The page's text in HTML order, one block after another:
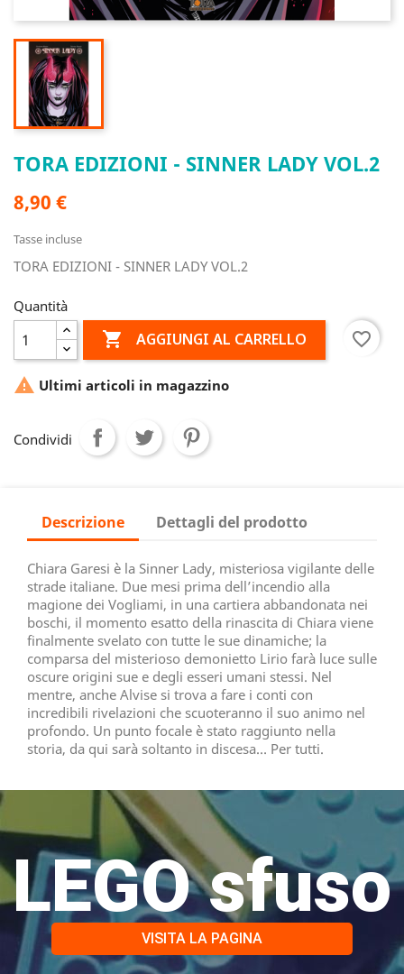
TORA EDIZIONI - SINNER LADY VOL.2
8,90 €
Tasse incluse
TORA EDIZIONI - SINNER LADY VOL.2
Quantità
 AGGIUNGI AL CARRELLO favorite_border
 Ultimi articoli in magazzino
Condividi
Descrizione Dettagli del prodotto
Chiara Garesi è la Sinner Lady, misteriosa vigilante delle
strade italiane. Due mesi prima dell’incendio alla
magione dei Vogliami, in una cartiera abbandonata nei
boschi, il momento esatto della rinascita di Chiara viene
finalmente svelato con tutte le sue dinamiche; la
comparsa del misterioso demonietto Lirio farà luce sulle
oscure origini sue e degli esseri umani stessi. Nel
mentre, anche Alvise si trova a fare i conti con
incredibili rivelazioni che scuoteranno il suo animo nel
profondo. Un punto focale è stato raggiunto nella
storia, da qui sarà soltanto in discesa… Per tutti.
LEGO sfuso
VISITA LA PAGINA